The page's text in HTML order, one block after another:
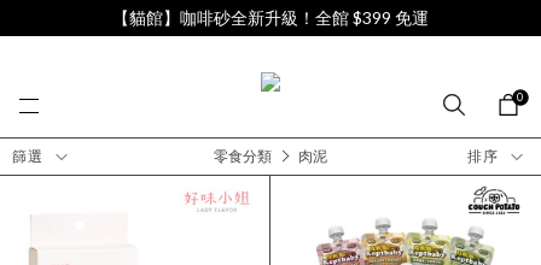
【貓館】咖啡砂全新升級！全館 $399 免運
0
篩選 排序
零食分類 肉泥